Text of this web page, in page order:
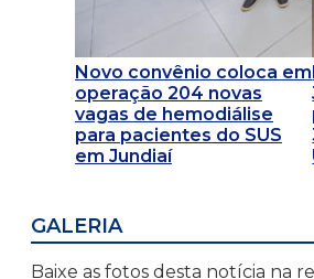
Novo convênio coloca em
operação 204 novas
vagas de hemodiálise
para pacientes do SUS
em Jundiaí
GALERIA
Baixe as fotos desta notícia na